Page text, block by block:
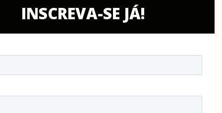
INSCREVA-SE JÁ!